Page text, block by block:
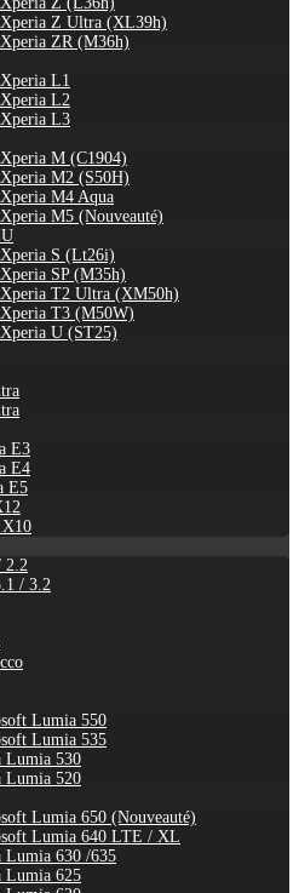
Z Ultra (XL39h)
ZR (M36h)
L1
L2
L3
M (C1904)
M2 (S50H)
M4 Aqua
M5 (Nouveauté)
S (Lt26i)
SP (M35h)
T2 Ultra (XM50h)
T3 (M50W)
U (ST25)
E3
E4
E5
X10
2.2
/ 3.2
Lumia 550
Lumia 535
Lumia 530
Lumia 520
Lumia 650 (Nouveauté)
Lumia 640 LTE / XL
Lumia 630 /635
Lumia 625